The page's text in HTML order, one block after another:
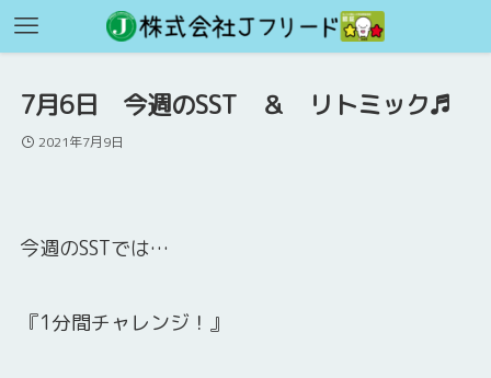
7月6日 今週のSST ＆ リトミック♬
2021年7月9日
今週のSSTでは…
『1分間チャレンジ！』